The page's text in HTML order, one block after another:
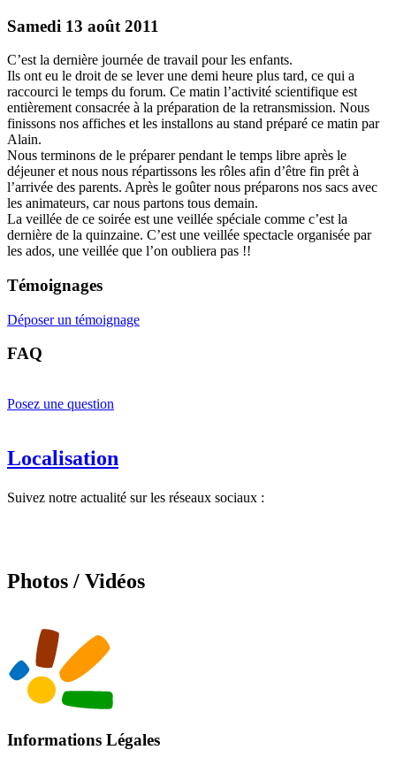
Samedi 13 août 2011
C’est la dernière journée de travail pour les enfants.
Ils ont eu le droit de se lever une demi heure plus tard, ce qui a
raccourci le temps du forum. Ce matin l’activité scientifique est
entièrement consacrée à la préparation de la retransmission. Nous
finissons nos affiches et les installons au stand préparé ce matin par
Alain.
Nous terminons de le préparer pendant le temps libre après le
déjeuner et nous nous répartissons les rôles afin d’être fin prêt à
l’arrivée des parents. Après le goûter nous préparons nos sacs avec
les animateurs, car nous partons tous demain.
La veillée de ce soirée est une veillée spéciale comme c’est la
dernière de la quinzaine. C’est une veillée spectacle organisée par
les ados, une veillée que l’on oubliera pas !!
Témoignages
Déposer un témoignage
FAQ
Posez une question
Localisation
Suivez notre actualité sur les réseaux sociaux :
Photos / Vidéos
Informations Légales